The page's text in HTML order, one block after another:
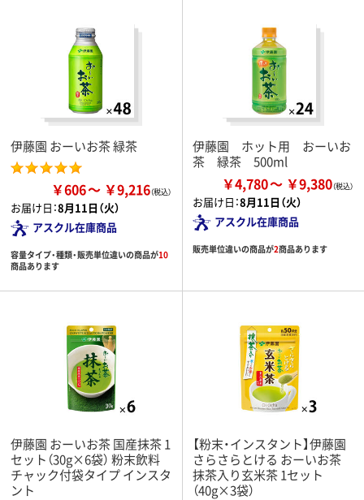
伊藤園 おーいお茶 緑茶
￥606 ￥9,216
お届け日：8月11日（火）
アスクル在庫商品
容量タイプ・種類・販売単位違いの商品が10
商品あります
伊藤園 ホット用 おーいお
茶 緑茶 500ml
￥4,780 ￥9,380
お届け日：8月11日（火）
アスクル在庫商品
販売単位違いの商品が2商品あります
伊藤園 おーいお茶 国産抹茶 1
セット（30g×6袋） 粉末飲料
チャック付袋タイプ インスタ
ント
【粉末・インスタント】伊藤園
さらさらとける おーいお茶
抹茶入り玄米茶 1セット
（40g×3袋）